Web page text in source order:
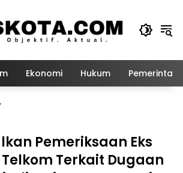
Ekonomi Hukum
Pemeriksaan Eks
Telkom Terkait Dugaan